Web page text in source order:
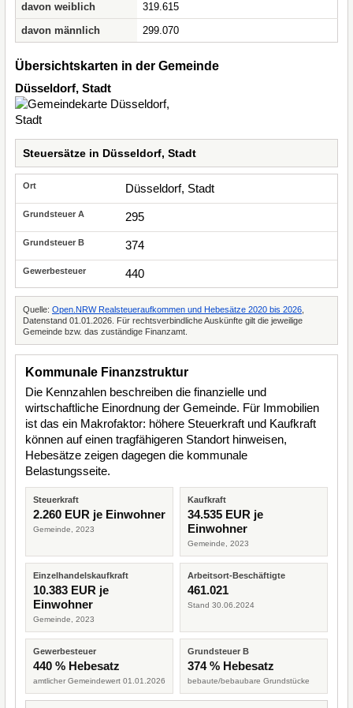
davon weiblich
319.615
davon männlich
299.070
Übersichtskarten in der Gemeinde
Düsseldorf, Stadt
Steuersätze in Düsseldorf, Stadt
Düsseldorf, Stadt
295
374
440
Quelle: Open.NRW Realsteueraufkommen und Hebesätze 2020 bis 2026
Datenstand 01.01.2026. Für rechtsverbindliche Auskünfte gilt die jeweilige
Gemeinde bzw. das zuständige Finanzamt.
Kommunale Finanzstruktur
Die Kennzahlen beschreiben die finanzielle und
wirtschaftliche Einordnung der Gemeinde. Für Immobilien
ist das ein Makrofaktor: höhere Steuerkraft und Kaufkraft
können auf einen tragfähigeren Standort hinweisen,
Hebesätze zeigen dagegen die kommunale
Belastungsseite.
Steuerkraft
2.260 EUR je Einwohner
Gemeinde, 2023
Kaufkraft
34.535 EUR je
Einwohner
Gemeinde, 2023
Einzelhandelskaufkraft
10.383 EUR je
Einwohner
Gemeinde, 2023
Arbeitsort-Beschäftigte
461.021
Stand 30.06.2024
Gewerbesteuer
440 % Hebesatz
amtlicher Gemeindewert 01.01.2026
Grundsteuer B
374 % Hebesatz
bebaute/bebaubare Grundstücke